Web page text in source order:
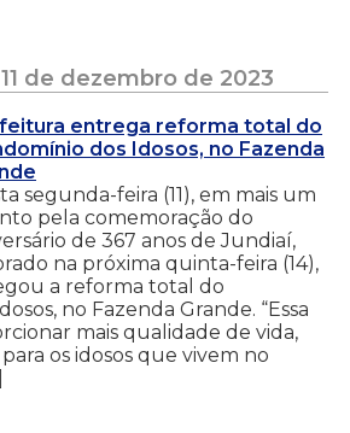
de dezembro de 2023
entrega reforma total do
dos Idosos, no Fazenda
segunda-feira (11), em mais um
pela comemoração do
de 367 anos de Jundiaí,
na próxima quinta-feira (14),
a reforma total do
no Fazenda Grande. “Essa
mais qualidade de vida,
os idosos que vivem no